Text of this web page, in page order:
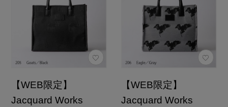
【WEB限定】
Jacquard Works
【WEB限定】
Jacquard Works